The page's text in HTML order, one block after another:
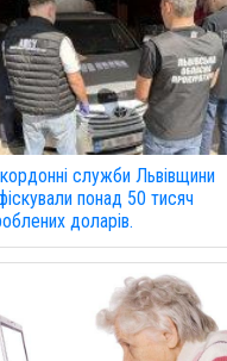
служби Львівщини
понад 50 тисяч
доларів.